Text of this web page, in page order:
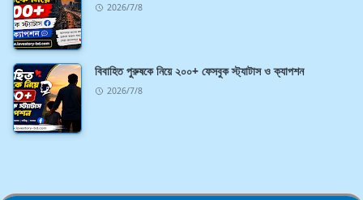
2026/7/8
বিবাহিত পুরুষকে নিয়ে ২০০+ ফেসবুক স্ট্যাটাস ও ক্যাপশন
2026/7/8